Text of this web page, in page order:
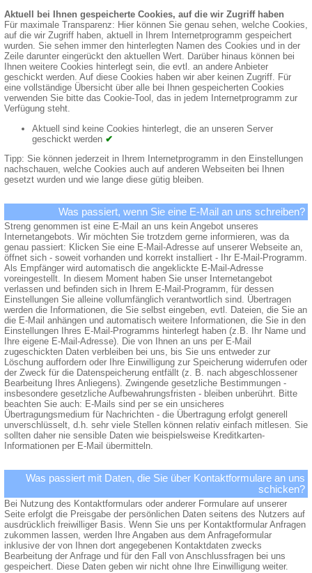
Aktuell bei Ihnen gespeicherte Cookies, auf die wir Zugriff haben
Für maximale Transparenz: Hier können Sie genau sehen, welche Cookies,
auf die wir Zugriff haben, aktuell in Ihrem Internetprogramm gespeichert
wurden. Sie sehen immer den hinterlegten Namen des Cookies und in der
Zeile darunter eingerückt den aktuellen Wert. Darüber hinaus können bei
Ihnen weitere Cookies hinterlegt sein, die evtl. an andere Anbieter
geschickt werden. Auf diese Cookies haben wir aber keinen Zugriff. Für
eine vollständige Übersicht über alle bei Ihnen gespeicherten Cookies
verwenden Sie bitte das Cookie-Tool, das in jedem Internetprogramm zur
Verfügung steht.
Aktuell sind keine Cookies hinterlegt, die an unseren Server
geschickt werden ✔
Tipp: Sie können jederzeit in Ihrem Internetprogramm in den Einstellungen
nachschauen, welche Cookies auch auf anderen Webseiten bei Ihnen
gesetzt wurden und wie lange diese gütig bleiben.
Was passiert, wenn Sie eine E-Mail an uns schreiben?
Streng genommen ist eine E-Mail an uns kein Angebot unseres
Internetangebots. Wir möchten Sie trotzdem gerne informieren, was da
genau passiert: Klicken Sie eine E-Mail-Adresse auf unserer Webseite an,
öffnet sich - soweit vorhanden und korrekt installiert - Ihr E-Mail-Programm.
Als Empfänger wird automatisch die angeklickte E-Mail-Adresse
voreingestellt. In diesem Moment haben Sie unser Internetangebot
verlassen und befinden sich in Ihrem E-Mail-Programm, für dessen
Einstellungen Sie alleine vollumfänglich verantwortlich sind. Übertragen
werden die Informationen, die Sie selbst eingeben, evtl. Dateien, die Sie an
die E-Mail anhängen und automatisch weitere Informationen, die Sie in den
Einstellungen Ihres E-Mail-Programms hinterlegt haben (z.B. Ihr Name und
Ihre eigene E-Mail-Adresse). Die von Ihnen an uns per E-Mail
zugeschickten Daten verbleiben bei uns, bis Sie uns entweder zur
Löschung auffordern oder Ihre Einwilligung zur Speicherung widerrufen oder
der Zweck für die Datenspeicherung entfällt (z. B. nach abgeschlossener
Bearbeitung Ihres Anliegens). Zwingende gesetzliche Bestimmungen -
insbesondere gesetzliche Aufbewahrungsfristen - bleiben unberührt. Bitte
beachten Sie auch: E-Mails sind per se ein unsicheres
Übertragungsmedium für Nachrichten - die Übertragung erfolgt generell
unverschlüsselt, d.h. sehr viele Stellen können relativ einfach mitlesen. Sie
sollten daher nie sensible Daten wie beispielsweise Kreditkarten-
Informationen per E-Mail übermitteln.
Was passiert mit Daten, die Sie über Kontaktformulare an uns
schicken?
Bei Nutzung des Kontaktformulars oder anderer Formulare auf unserer
Seite erfolgt die Preisgabe der persönlichen Daten seitens des Nutzers auf
ausdrücklich freiwilliger Basis. Wenn Sie uns per Kontaktformular Anfragen
zukommen lassen, werden Ihre Angaben aus dem Anfrageformular
inklusive der von Ihnen dort angegebenen Kontaktdaten zwecks
Bearbeitung der Anfrage und für den Fall von Anschlussfragen bei uns
gespeichert. Diese Daten geben wir nicht ohne Ihre Einwilligung weiter.